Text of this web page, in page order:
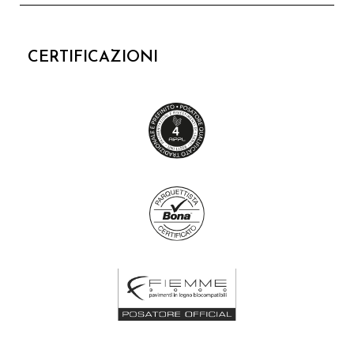
CERTIFICAZIONI